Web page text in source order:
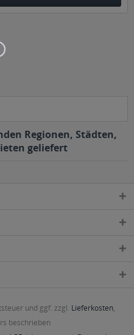
Regionen, Städten,
geliefert
und ggf. zzgl. Lieferkosten,
beschrieben